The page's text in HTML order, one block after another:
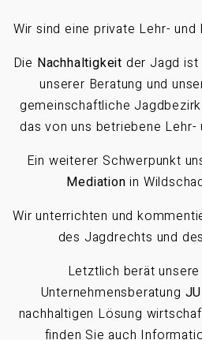
Wir sind eine private Lehr-
Die Nachhaltigkeit der Jagd ist
unserer Beratung und
gemeinschaftliche
das von uns betriebene Lehr-
Ein weiterer Schwerpunkt
Mediation in
Wir unterrichten und
des Jagdrechts und
Letztlich berät
Unternehmensberatung
nachhaltigen Lösung
finden Sie auch